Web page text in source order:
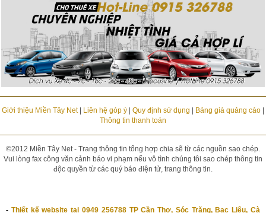
Giới thiệu Miền Tây Net| Liên hệ góp ý| Quy định sử dụng Bảng giá quảng cáo|
Thông tin thanh toán
©2012 Miền Tây Net - Trang thông tin tổng hợp chia sẽ từ các nguồn sao chép.
Vui lòng fax công văn cảnh báo vi phạm nếu vô tình chúng tôi sao chép thông tin
độc quyền từ các quý báo điện tử, trang thông tin.
- Thiết kế website tại 0949 256788 TP Cần Thơ, Sóc Trăng, Bạc Liêu, Cà